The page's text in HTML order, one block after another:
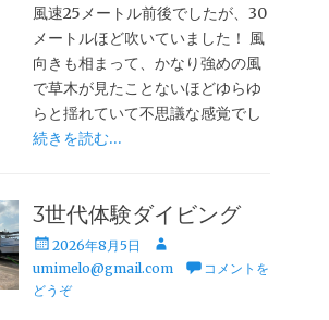
風速25メートル前後でしたが、30
メートルほど吹いていました！ 風
向きも相まって、かなり強めの風
で草木が見たことないほどゆらゆ
らと揺れていて不思議な感覚でし
続きを読む…
3世代体験ダイビング
投
稿
日
2026年8月5日
投
稿
umimelo@gmail.com
コメントを
どうぞ